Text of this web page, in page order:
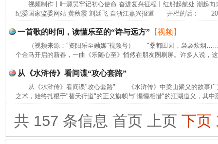
视频制作丨叶源昊牢记初心使命 奋进复兴征程丨红船起航处 潮起
纪委国家监委网站 黄秋霞 刘廷飞 自浙江嘉兴报道 开栏的话：
一首歌的时间，读懂乐至的“诗与远方” 【视频】
（视频来源："资阳乐至融媒"视频号） "桑都田园，袅袅炊烟
个金马开启的新春，一曲《乐随心至》悄然在朋友圈刷屏。许多人说，
从《水浒传》看间谍“攻心套路”
从《水浒传》看间谍"攻心套路" 《水浒传》中梁山聚义的故事广
之术，始终扎根于"替天行道"的正义旗帜与"惺惺相惜"的江湖道义，其中
共 157 条信息 首页 上页 下页
完善运行机制助力责任有效落实